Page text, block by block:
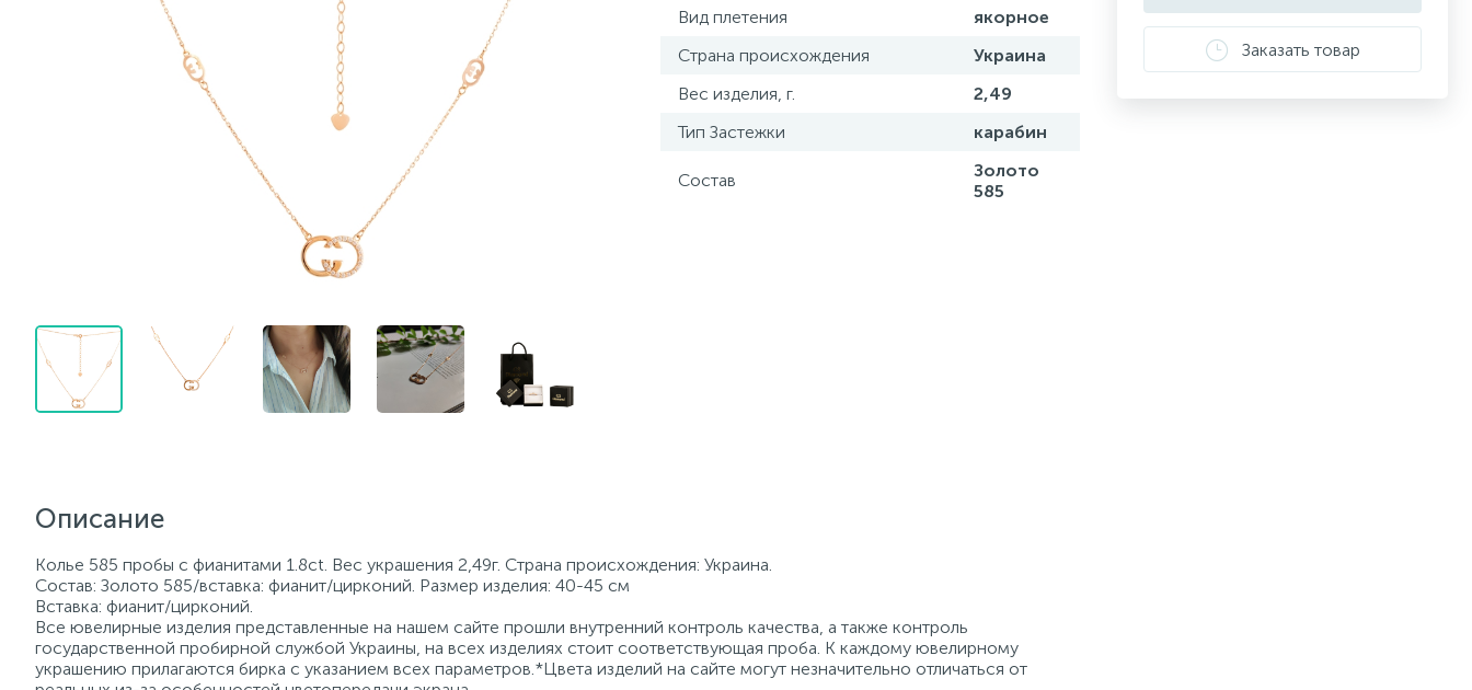
Вид плетения
якорное
Страна происхождения
Украина
Вес изделия, г.
2,49
Тип Застежки
карабин
Состав
Золото
585
Описание
Колье 585 пробы с фианитами 1.8ct. Вес украшения 2,49г. Страна происхождения: Украина.
Состав: Золото 585/вставка: фианит/цирконий. Размер изделия: 40-45 см
Вставка: фианит/цирконий.
Все ювелирные изделия представленные на нашем сайте прошли внутренний контроль качества, а также контроль
государственной пробирной службой Украины, на всех изделиях стоит соответствующая проба. К каждому ювелирному
украшению прилагаются бирка с указанием всех параметров.*Цвета изделий на сайте могут незначительно отличаться от
Заказать товар